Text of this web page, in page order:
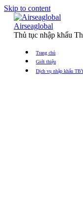
Skip to content
Airseaglobal
Thủ tục nhập khẩu
Trang chủ
Giới thiệu
Dịch vụ nhập khẩu